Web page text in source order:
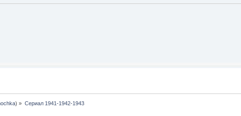
) » Сериал 1941-1942-1943